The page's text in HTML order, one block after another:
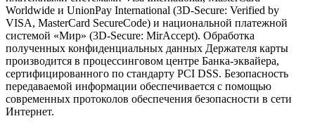
Worldwide и UnionPay International (3D-Secure: Verified by
VISA, MasterCard SecureCode) и национальной платежной
системой «Мир» (3D-Secure: MirAccept). Обработка
полученных конфиденциальных данных Держателя карты
производится в процессинговом центре Банка-эквайера,
сертифицированного по стандарту PCI DSS. Безопасность
передаваемой информации обеспечивается с помощью
современных протоколов обеспечения безопасности в сети
Интернет.